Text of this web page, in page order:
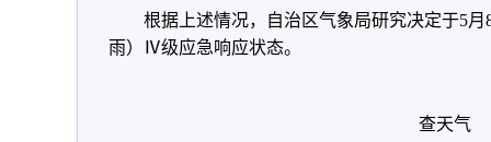
根据上述情况，自治区气象局研究决定于5
雨）Ⅳ级应急响应状态。
查天气